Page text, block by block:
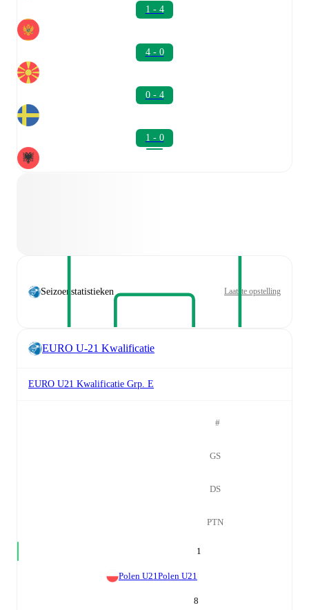
1 - 4
4 - 0
0 - 4
1 - 0
Seizoenstatistieken Laatste opstelling
EURO U-21 Kwalificatie
EURO U21 Kwalificatie Grp. E
#
GS
DS
PTN
1
Polen U21 Polen U21
8